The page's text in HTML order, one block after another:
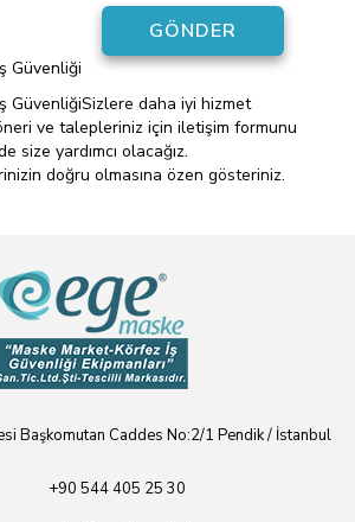
Güvenliği
GüvenliğiSizlere daha iyi hizmet
ve talepleriniz için iletişim formunu
size yardımcı olacağız.
doğru olmasına özen gösteriniz.
Başkomutan Caddes No:2/1 Pendik / İstanbul
+90 544 405 25 30